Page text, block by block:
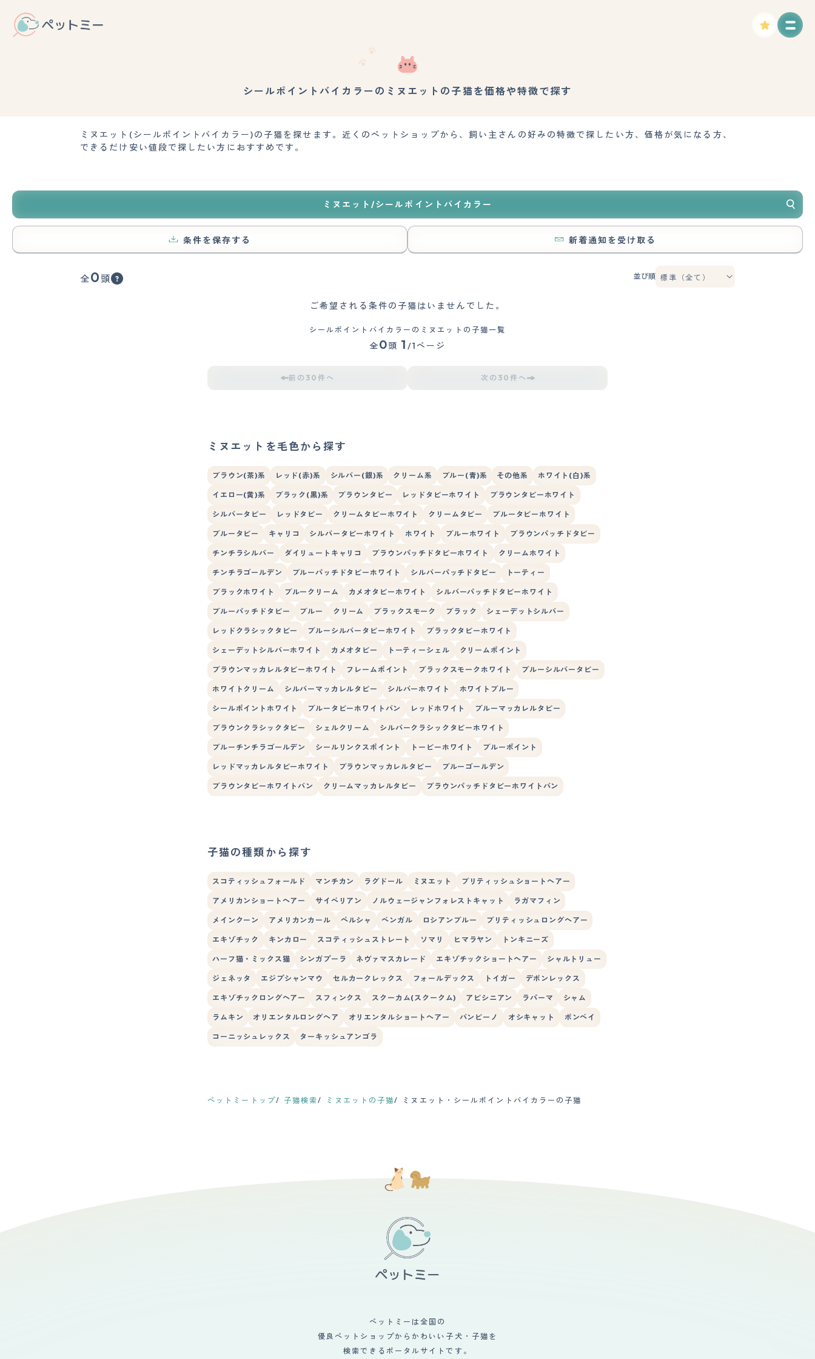
シールポイントバイカラーのミヌエットの子猫を価格や特徴で探す
ミヌエット(シールポイントバイカラー)の子猫を探せます。近くのペットショップから、飼い主さんの好みの特徴で探したい方、価格が気になる方、
できるだけ安い値段で探したい方におすすめです。
ミヌエット/シールポイントバイカラー
条件を保存する 新着通知を受け取る
全0 頭 並び順
ご希望される条件の子猫はいませんでした。
シールポイントバイカラーのミヌエットの子猫一覧
全0頭 1 /1ページ
前の30件へ 次の30件へ
ミヌエットを毛色から探す
ブラウン(茶)系 レッド(赤)系 シルバー(銀)系 クリーム系 ブルー(青)系 その他系 ホワイト(白)系
イエロー(黄)系 ブラック(黒)系 ブラウンタビー レッドタビーホワイト ブラウンタビーホワイト
シルバータビー レッドタビー クリームタビーホワイト クリームタビー ブルータビーホワイト
ブルータビー キャリコ シルバータビーホワイト ホワイト ブルーホワイト ブラウンパッチドタビー
チンチラシルバー ダイリュートキャリコ ブラウンパッチドタビーホワイト クリームホワイト
チンチラゴールデン ブルーパッチドタビーホワイト シルバーパッチドタビー トーティー
ブラックホワイト ブルークリーム カメオタビーホワイト シルバーパッチドタビーホワイト
ブルーパッチドタビー ブルー クリーム ブラックスモーク ブラック シェーデットシルバー
レッドクラシックタビー ブルーシルバータビーホワイト ブラックタビーホワイト
シェーデットシルバーホワイト カメオタビー トーティーシェル クリームポイント
ブラウンマッカレルタビーホワイト フレームポイント ブラックスモークホワイト ブルーシルバータビー
ホワイトクリーム シルバーマッカレルタビー シルバーホワイト ホワイトブルー
シールポイントホワイト ブルータビーホワイトバン レッドホワイト ブルーマッカレルタビー
ブラウンクラシックタビー シェルクリーム シルバークラシックタビーホワイト
ブルーチンチラゴールデン シールリンクスポイント トービーホワイト ブルーポイント
レッドマッカレルタビーホワイト ブラウンマッカレルタビー ブルーゴールデン
ブラウンタビーホワイトバン クリームマッカレルタビー ブラウンパッチドタビーホワイトバン
子猫の種類から探す
スコティッシュフォールド マンチカン ラグドール ミヌエット ブリティッシュショートヘアー
アメリカンショートヘアー サイベリアン ノルウェージャンフォレストキャット ラガマフィン
メインクーン アメリカンカール ペルシャ ベンガル ロシアンブルー ブリティッシュロングヘアー
エキゾチック キンカロー スコティッシュストレート ソマリ ヒマラヤン トンキニーズ
ハーフ猫・ミックス猫 シンガプーラ ネヴァマスカレード エキゾチックショートヘアー シャルトリュー
ジェネッタ エジプシャンマウ セルカークレックス フォールデックス トイガー デボンレックス
エキゾチックロングヘアー スフィンクス スクーカム(スクークム) アビシニアン ラパーマ シャム
ラムキン オリエンタルロングヘア オリエンタルショートヘアー バンビーノ オシキャット ボンベイ
コーニッシュレックス ターキッシュアンゴラ
ペットミートップ 子猫検索 ミヌエットの子猫 ミヌエット・シールポイントバイカラーの子猫
ペットミーは全国の
優良ペットショップからかわいい子犬・子猫を
検索できるポータルサイトです。